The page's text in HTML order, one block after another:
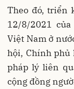
Theo đó, triển
12/8/2021
Việt Nam ở
hội, Chính phủ
pháp lý liên
cộng đồng